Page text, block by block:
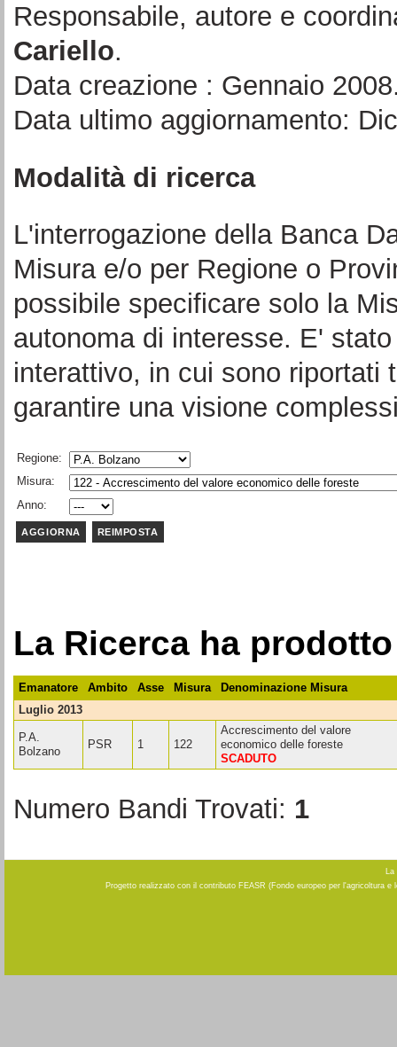
Responsabile, autore e
Cariello.
Data creazione : Gennaio
Data ultimo aggiornamento:
Modalità di ricerca
L'interrogazione della Banca
Misura e/o per Regione o
possibile specificare solo la
autonoma di interesse. E'
interattivo, in cui sono riportati
garantire una visione
Regione:
Misura:
Anno:
La Ricerca ha
Emanatore Ambito Asse Misura
Denominazione Misura
luglio 2013
P.A.
Bolzano
PSR 1 122
Accrescimento del valore
economico delle foreste
SCADUTO
Numero Bandi Trovati: 1
Progetto realizzato con il contributo FEASR (Fondo europeo per l'agricoltura